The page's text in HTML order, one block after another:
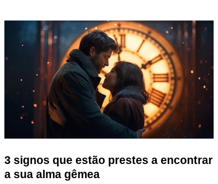
3 signos que estão prestes a encontrar
a sua alma gêmea